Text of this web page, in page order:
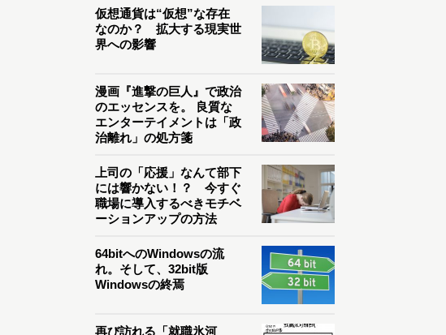
仮想通貨は“仮想”な存在
なのか？ 拡大する現実世
界への影響
漫画『進撃の巨人』で政治
のエッセンスを。 良質な
エンターテイメントは「政
治離れ」の処方箋
上司の「応援」なんて部下
には響かない！？ 今すぐ
職場に導入するべきモチベ
ーションアップの方法
64bitへのWindowsの流
れ。そして、32bit版
Windowsの終焉
再び訪れる「就職氷河